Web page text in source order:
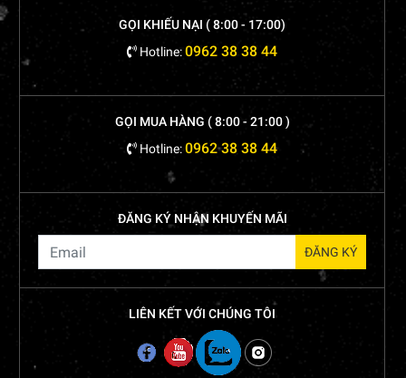
GỌI KHIẾU NẠI ( 8:00 - 17:00)
Hotline:0962 38 38 44
GỌI MUA HÀNG ( 8:00 - 21:00 )
Hotline:0962 38 38 44
ĐĂNG KÝ NHẬN KHUYẾN MÃI
LIÊN KẾT VỚI CHÚNG TÔI